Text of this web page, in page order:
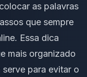
as palavras
que sempre
Essa dica
mais organizado
para evitar o